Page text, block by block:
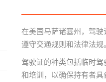
在美国马萨诸塞州，驾
遵守交通规则和法律法规
驾驶证的种类包括临时
和培训，以确保持有者